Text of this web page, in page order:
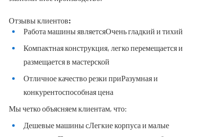
Отзывы клиентов:
Работа машины являетсяОчень гладкий и тихий
Компактная конструкция, легко перемещается и
размещается в мастерской
Отличное качество резки приРазумная и
конкурентоспособная цена
Мы четко объясняем клиентам, что:
Дешевые машины сЛегкие корпуса и малые